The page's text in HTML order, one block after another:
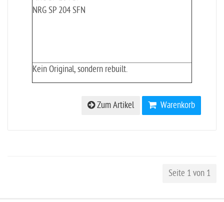
NRG SP 204 SFN
Kein Original, sondern rebuilt.
Warenkorb
Zum Artikel
Seite 1 von 1